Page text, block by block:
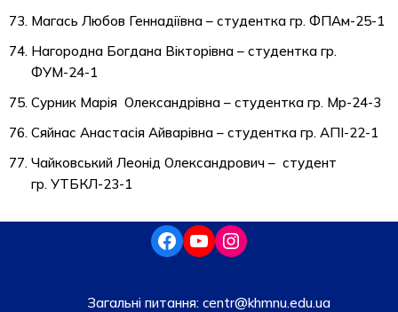
Магась Любов Геннадіївна – студентка гр. ФПАм-25-1
Нагородна Богдана Вікторівна – студентка гр.
ФУМ-24-1
Сурник Марія Олександрівна – студентка гр. Мр-24-3
Сяйнас Анастасія Айварівна – студентка гр. АПІ-22-1
Чайковський Леонід Олександрович – студент
гр. УТБКЛ-23-1
Загальні питання: centr@khmnu.edu.ua